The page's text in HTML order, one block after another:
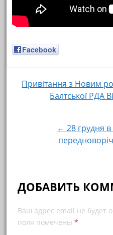
Facebook
Навигация по
Привітання з Новим
Балтської РДА
← 28 грудня в
ДОБАВИТЬ
Ваш адрес email не будет
поля помечены *